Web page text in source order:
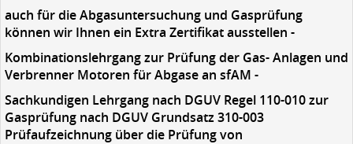
auch für die Abgasuntersuchung und Gasprüfung
können wir Ihnen ein Extra Zertifikat ausstellen -
Kombinationslehrgang zur Prüfung der Gas- Anlagen und
Verbrenner Motoren für Abgase an sfAM -
Sachkundigen Lehrgang nach DGUV Regel 110-010 zur
Gasprüfung nach DGUV Grundsatz 310-003
Prüfaufzeichnung über die Prüfung von